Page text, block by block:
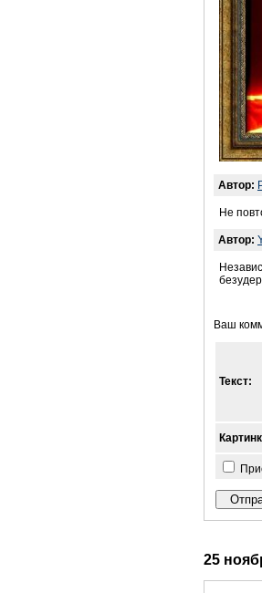
Автор:
Не
Автор:
Ваш
Текст:
25